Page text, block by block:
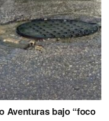
Aventuras bajo “foco